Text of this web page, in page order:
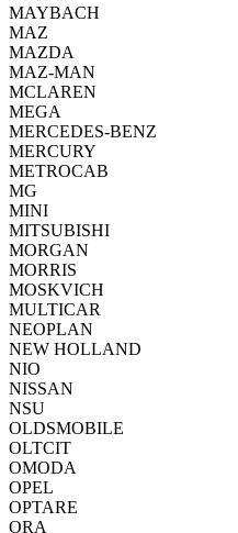
MAYBACH
MAZ
MAZDA
MAZ-MAN
MCLAREN
MEGA
MERCEDES-BENZ
MERCURY
METROCAB
MG
MINI
MITSUBISHI
MORGAN
MORRIS
MOSKVICH
MULTICAR
NEOPLAN
NEW HOLLAND
NIO
NISSAN
NSU
OLDSMOBILE
OLTCIT
OMODA
OPEL
OPTARE
ORA